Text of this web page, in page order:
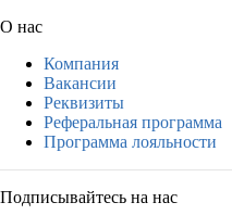
О нас
Компания
Вакансии
Реквизиты
Реферальная программа
Программа лояльности
Подписывайтесь на нас